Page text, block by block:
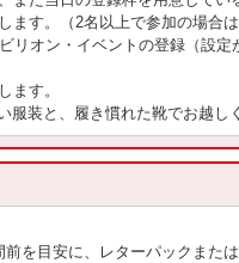
す。（2名以上で参加の場合
ン・イベントの登録（設定
ます。
装と、履き慣れた靴でお越し
を目安に、レターパックまた